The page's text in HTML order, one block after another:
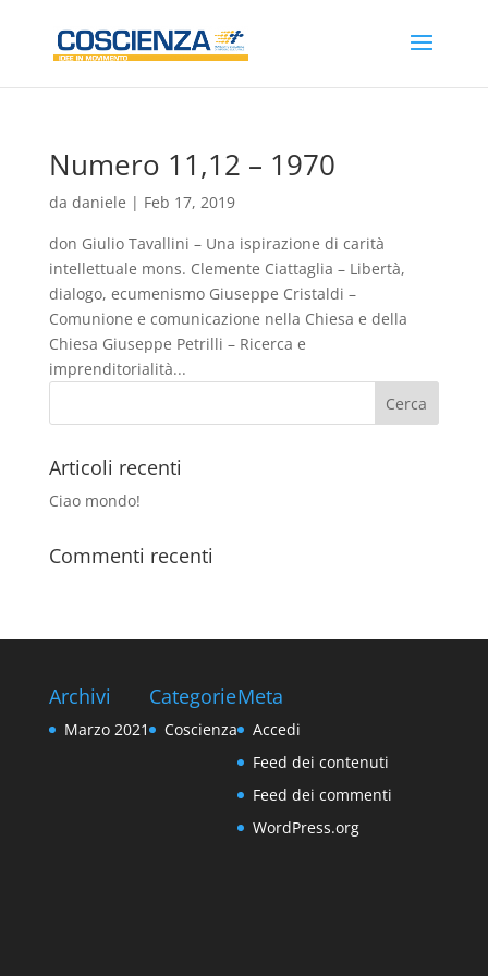
Numero 11,12 – 1970
da daniele | Feb 17, 2019
don Giulio Tavallini – Una ispirazione di carità
intellettuale mons. Clemente Ciattaglia – Libertà,
dialogo, ecumenismo Giuseppe Cristaldi –
Comunione e comunicazione nella Chiesa e della
Chiesa Giuseppe Petrilli – Ricerca e
imprenditorialità...
Articoli recenti
Ciao mondo!
Commenti recenti
Archivi
Marzo 2021
Categorie
Coscienza
Meta
Accedi
Feed dei contenuti
Feed dei commenti
WordPress.org